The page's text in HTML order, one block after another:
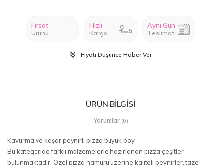
Fırsat
Ürünü
Hızlı
Kargo
Aynı Gün
Teslimat
Fiyatı Düşünce Haber Ver
ÜRÜN BILGISI
Yorumlar (0)
Kavurma ve kaşar peynirli pizza büyük boy
Bu kategoride farklı malzemelerle hazırlanan pizza çeşitleri
bulunmaktadır. Özel pizza hamuru üzerine kaliteli peynirler, taze